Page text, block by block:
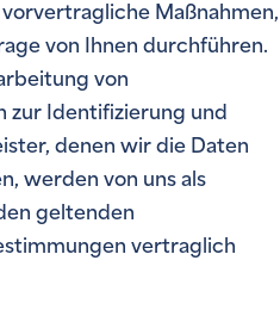
Maßnahmen,
von Ihnen durchführen.
von
zur Identifizierung und
denen wir die Daten
werden von uns als
geltenden
vertraglich